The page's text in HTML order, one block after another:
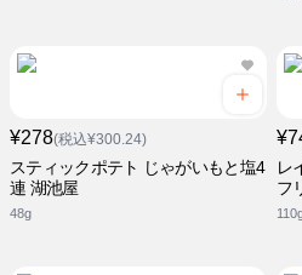
¥278(税込¥300.24)
スティックポテト じゃがいもと塩4
連 湖池屋
48g
レ
フ